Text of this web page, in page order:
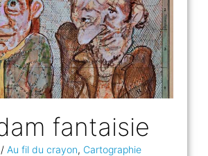
fantaisie
/ Au fil du crayon, Cartographie